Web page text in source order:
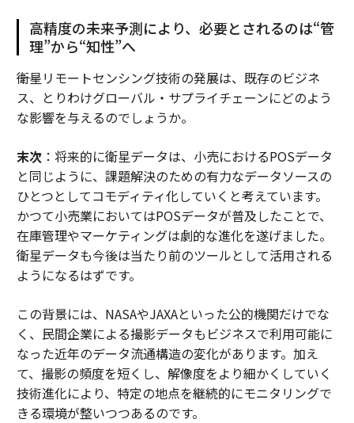
高精度の未来予測により、必要とされるのは“管
理”から“知性”へ
――衛星リモートセンシング技術の発展は、既存のビジネ
ス、とりわけグローバル・サプライチェーンにどのよう
な影響を与えるのでしょうか。
末次：将来的に衛星データは、小売におけるPOSデータ
と同じように、課題解決のための有力なデータソースの
ひとつとしてコモディティ化していくと考えています。
かつて小売業においてはPOSデータが普及したことで、
在庫管理やマーケティングは劇的な進化を遂げました。
衛星データも今後は当たり前のツールとして活用される
ようになるはずです。
この背景には、NASAやJAXAといった公的機関だけでな
く、民間企業による撮影データもビジネスで利用可能に
なった近年のデータ流通構造の変化があります。加え
て、撮影の頻度を短くし、解像度をより細かくしていく
技術進化により、特定の地点を継続的にモニタリングで
きる環境が整いつつあるのです。